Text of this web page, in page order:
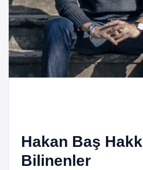
Hakan Baş
Bilinenler